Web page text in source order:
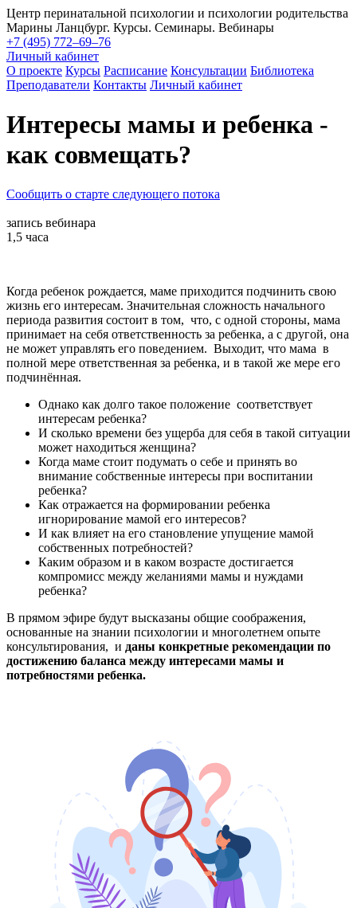
Центр перинатальной психологии и психологии родительства
Марины Ланцбург. Курсы. Семинары. Вебинары
+7 (495) 772–69–76
Личный кабинет
О проекте Курсы Расписание Консультации Библиотека
Преподаватели Контакты Личный кабинет
Интересы мамы и ребенка -
как совмещать?
Сообщить о старте следующего потока
запись вебинара
1,5 часа
Когда ребенок рождается, маме приходится подчинить свою
жизнь его интересам. Значительная сложность начального
периода развития состоит в том, что, с одной стороны, мама
принимает на себя ответственность за ребенка, а с другой, она
не может управлять его поведением. Выходит, что мама в
полной мере ответственная за ребенка, и в такой же мере его
подчинённая.
Однако как долго такое положение соответствует
интересам ребенка?
И сколько времени без ущерба для себя в такой ситуации
может находиться женщина?
Когда маме стоит подумать о себе и принять во
внимание собственные интересы при воспитании
ребенка?
Как отражается на формировании ребенка
игнорирование мамой его интересов?
И как влияет на его становление упущение мамой
собственных потребностей?
Каким образом и в каком возрасте достигается
компромисс между желаниями мамы и нуждами
ребенка?
В прямом эфире будут высказаны общие соображения,
основанные на знании психологии и многолетнем опыте
консультирования, и даны конкретные рекомендации по
достижению баланса между интересами мамы и
потребностями ребенка.